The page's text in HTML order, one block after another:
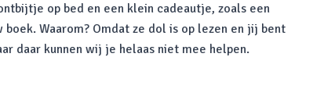
op bed en een klein cadeautje, zoals een
Waarom? Omdat ze dol is op lezen en jij bent
daar kunnen wij je helaas niet mee helpen.